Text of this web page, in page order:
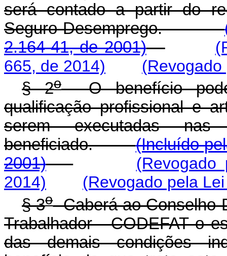
será contado a partir do
Seguro-Desemprego.
2.164-41, de 2001)
665, de 2014)
§ 2oO benefício
qualificação profissional e
serem executadas
beneficiado.(Incluído
2001)
2014)
(Revogado pela
§ 3oCaberá ao Conselho
Trabalhador - CODEFAT o
das demais condições